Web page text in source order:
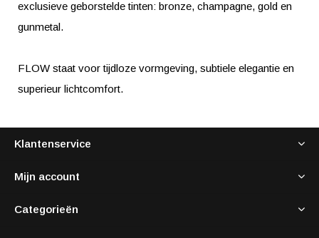
exclusieve geborstelde tinten: bronze, champagne, gold en
gunmetal.
FLOW staat voor tijdloze vormgeving, subtiele elegantie en
superieur lichtcomfort.
Klantenservice
Mijn account
Categorieën